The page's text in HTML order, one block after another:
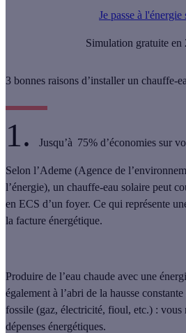
Je passe à l'énergie
Simulation gratuite en
3 bonnes raisons d’installer un chauffe-
1. Jusqu’à 75% d’économies sur
Selon l’Ademe (Agence de
l’énergie), un chauffe-eau solaire peut
en ECS d’un foyer. Ce qui représente
la facture énergétique.
Produire de l’eau chaude avec une
également à l’abri de la hausse
fossile (gaz, électricité, fioul, etc.) : vous
dépenses énergétiques.